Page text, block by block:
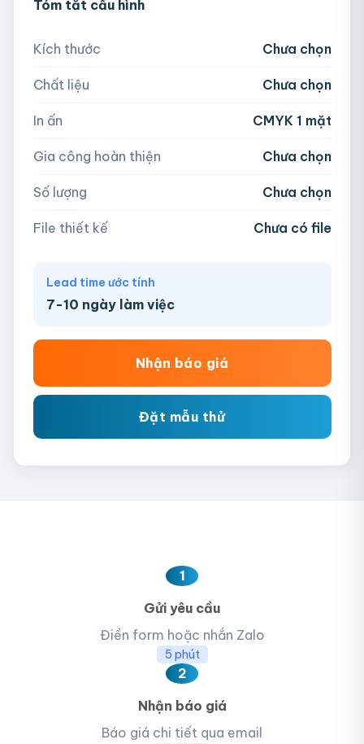
300 500
5,000
Hoặc nhập số lượng:
− + hộp
AI, PDF, EPS, PSD, PNG, JPG (tối đa 50MB)
Tóm tắt cấu hình
Kích thước Chưa chọn
Chất liệu Chưa chọn
In ấn CMYK 1 mặt
Gia công hoàn thiện Chưa chọn
Số lượng Chưa chọn
File thiết kế Chưa có file
Lead time ước tính
7-10 ngày làm việc
Nhận báo giá
Đặt mẫu thử
1
Gửi yêu cầu
Điền form hoặc nhắn Zalo
5 phút
2
Nhận báo giá
Báo giá chi tiết qua email